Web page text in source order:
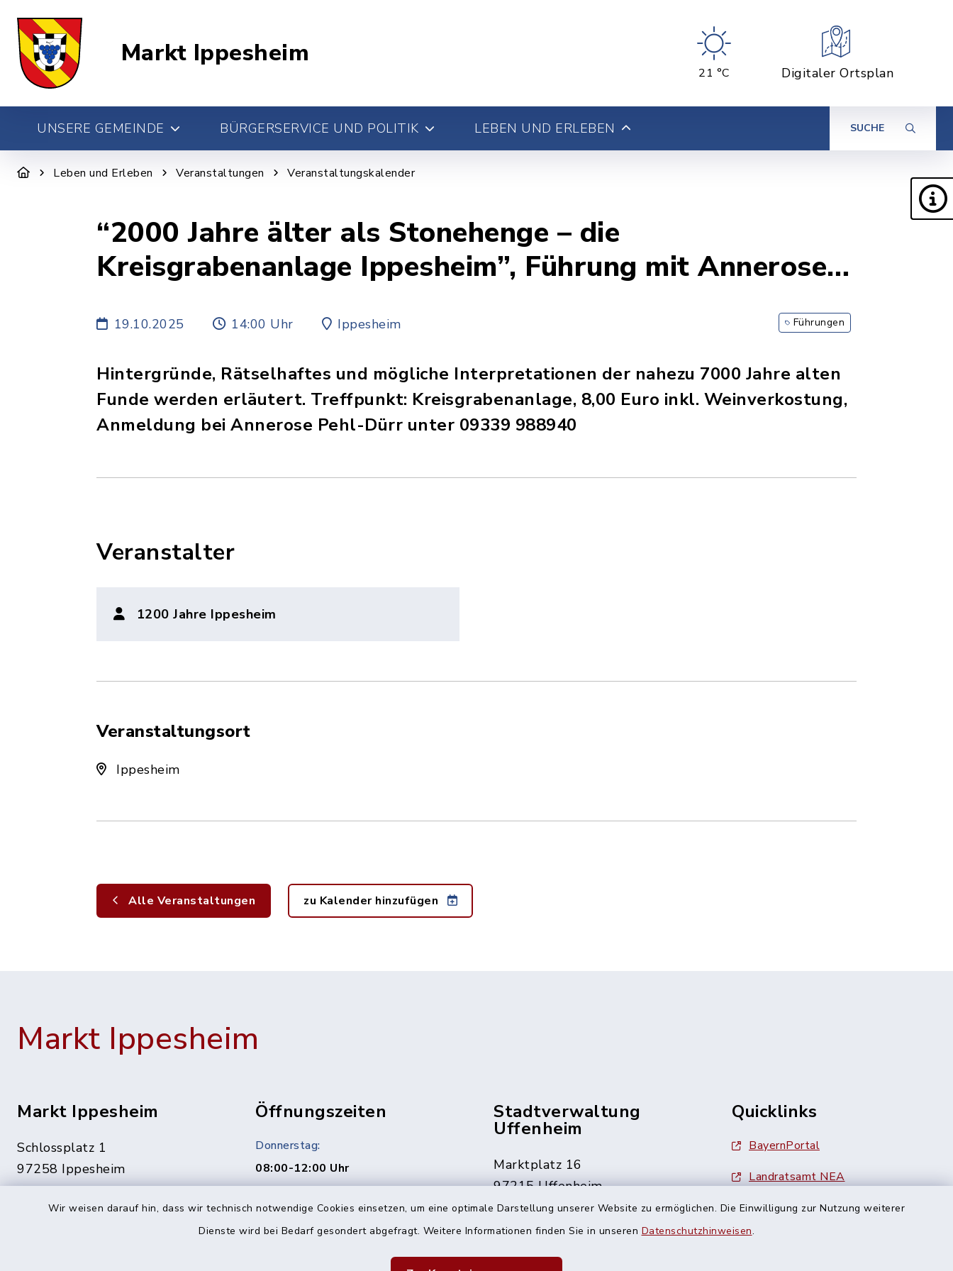
Wir weisen darauf hin, dass wir technisch notwendige Cookies einsetzen, um eine optimale Darstellung unserer Website zu ermöglichen. Die Einwilligung zur Nutzung weiterer
Dienste wird bei Bedarf gesondert abgefragt. Weitere Informationen finden Sie in unseren Datenschutzhinweisen.
Markt Ippesheim
21 °C Digitaler Ortsplan
UNSERE GEMEINDE BÜRGERSERVICE UND POLITIK LEBEN UND ERLEBEN SUCHE
Leben und Erleben Veranstaltungen Veranstaltungskalender
“2000 Jahre älter als Stonehenge – die
Kreisgrabenanlage Ippesheim”, Führung mit Annerose
19.10.2025 14:00 Uhr Ippesheim Führungen
Hintergründe, Rätselhaftes und mögliche Interpretationen der nahezu 7000 Jahre alten
Funde werden erläutert. Treffpunkt: Kreisgrabenanlage, 8,00 Euro inkl. Weinverkostung,
Anmeldung bei Annerose Pehl-Dürr unter 09339 988940
Veranstalter
1200 Jahre Ippesheim
Veranstaltungsort
Ippesheim
Alle Veranstaltungen zu Kalender hinzufügen
Markt Ippesheim
Markt Ippesheim
Schlossplatz 1
97258 Ippesheim
Öffnungszeiten
Donnerstag:
08:00-12:00 Uhr
Vereinbarung.
Stadtverwaltung
Uffenheim
Marktplatz 16
97215 Uffenheim
09842 207-0
09842 207-32
info@uffenheim.de
Quicklinks
BayernPortal
Landratsamt NEA
Finanzamt Uffenheim